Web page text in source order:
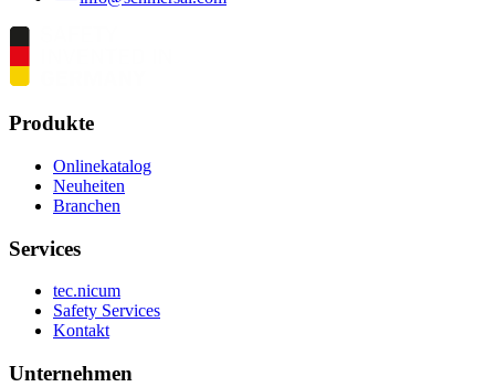
Produkte
Onlinekatalog
Neuheiten
Branchen
Services
tec.nicum
Safety Services
Kontakt
Unternehmen